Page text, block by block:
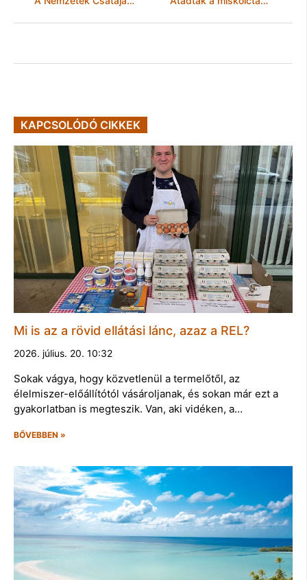
KAPCSOLÓDÓ CIKKEK
Mi is az a rövid ellátási lánc, azaz a REL?
2026. július. 20. 10:32
Sokak vágya, hogy közvetlenül a termelőtől, az
élelmiszer-előállítótól vásároljanak, és sokan már ezt a
gyakorlatban is megteszik. Van, aki vidéken, a…
BŐVEBBEN »